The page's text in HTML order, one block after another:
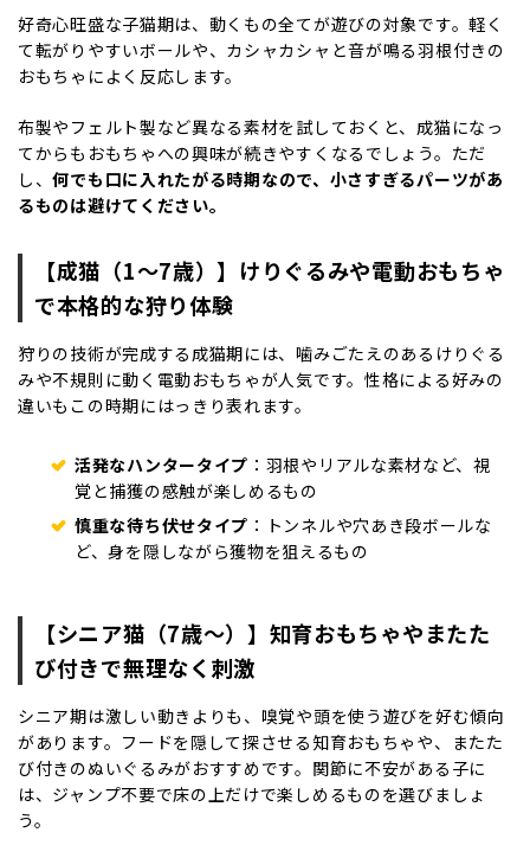
好奇心旺盛な子猫期は、動くもの全てが遊びの対象です。軽く
て転がりやすいボールや、カシャカシャと音が鳴る羽根付きの
おもちゃによく反応します。
布製やフェルト製など異なる素材を試しておくと、成猫になっ
てからもおもちゃへの興味が続きやすくなるでしょう。ただ
し、何でも口に入れたがる時期なので、小さすぎるパーツがあ
るものは避けてください。
【成猫（1〜7歳）】けりぐるみや電動おもちゃ
で本格的な狩り体験
狩りの技術が完成する成猫期には、噛みごたえのあるけりぐる
みや不規則に動く電動おもちゃが人気です。性格による好みの
違いもこの時期にはっきり表れます。
活発なハンタータイプ ：羽根やリアルな素材など、視
覚と捕獲の感触が楽しめるもの
慎重な待ち伏せタイプ ：トンネルや穴あき段ボールな
ど、身を隠しながら獲物を狙えるもの
【シニア猫（7歳〜）】知育おもちゃやまたた
び付きで無理なく刺激
シニア期は激しい動きよりも、嗅覚や頭を使う遊びを好む傾向
があります。フードを隠して探させる知育おもちゃや、またた
び付きのぬいぐるみがおすすめです。関節に不安がある子に
は、ジャンプ不要で床の上だけで楽しめるものを選びましょ
う。